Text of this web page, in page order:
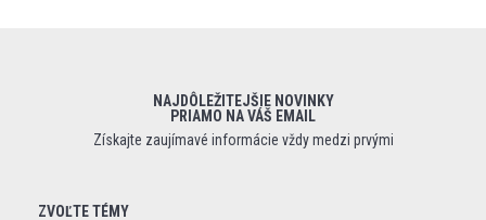
NAJDÔLEŽITEJŠIE NOVINKY
PRIAMO NA VÁŠ EMAIL
Získajte zaujímavé informácie vždy medzi prvými
ZVOĽTE TÉMY